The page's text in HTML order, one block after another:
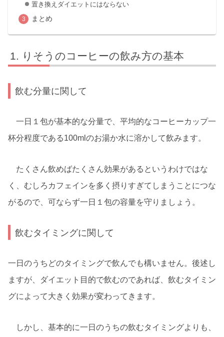
置き換えダイエットにはならない
まとめ
りそうのコーヒーの飲み方の基本
飲む分量に関して
一日１包が基本的な分量で、平均的なコーヒーカップ一
杯分程度である100mlのお湯か水に溶かして飲みます。
たくさん飲めばたくさん効果があるというわけではな
く、むしろカフェインを多く摂りすぎてしまうことにつな
がるので、可ならず一日１包の容量を守りましょう。
飲むタイミングに関して
一日のうちどのタイミングで飲んでも構いません。後述し
ますが、ダイエット目的で飲むのであれば、飲むタイミン
グによって大きく効果が変わってきます。
しかし、基本的に一日のうちの飲むタイミングよりも、